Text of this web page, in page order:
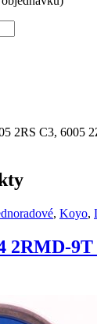
2RS C3, 6005
, Koyo,
2RMD-